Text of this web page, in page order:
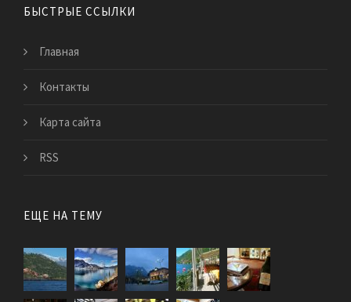
БЫСТРЫЕ ССЫЛКИ
Главная
Контакты
Карта сайта
RSS
ЕЩЕ НА ТЕМУ